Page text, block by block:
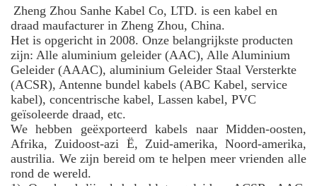
Zheng Zhou Sanhe Kabel Co, LTD. is een kabel en
draad maufacturer in Zheng Zhou, China.
Het is opgericht in 2008. Onze belangrijkste producten
zijn: Alle aluminium geleider (AAC), Alle Aluminium
Geleider (AAAC), aluminium Geleider Staal Versterkte
(ACSR), Antenne bundel kabels (ABC Kabel, service
kabel), concentrische kabel, Lassen kabel, PVC
geïsoleerde draad, etc.
We hebben geëxporteerd kabels naar Midden-oosten,
Afrika, Zuidoost-azi Ë, Zuid-amerika, Noord-amerika,
austrilia. We zijn bereid om te helpen meer vrienden alle
rond de wereld.